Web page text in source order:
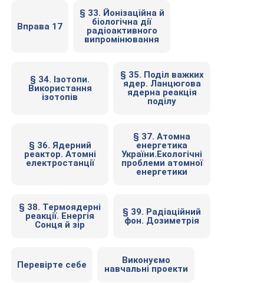
Вправа 17
§ 33. Йонізаційна й
біологічна дії
радіоактивного
випромінювання
§ 34. Ізотопи.
Використання
ізотопів
§ 35. Поділ важких
ядер. Ланцюгова
ядерна реакція
поділу
§ 36. Ядерний
реактор. Атомні
електростанції
§ 37. Атомна
енергетика
України.Екологічні
проблеми атомної
енергетики
§ 38. Термоядерні
реакції. Енергія
Сонця й зір
§ 39. Радіаційний
фон. Дозиметрія
Перевірте себе
Виконуємо
навчальні проекти